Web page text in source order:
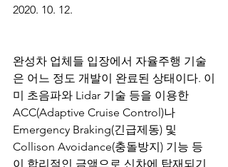
2020. 10. 12.
완성차 업체들 입장에서 자율주행 기술
은 어느 정도 개발이 완료된 상태이다. 이
미 초음파와 Lidar 기술 등을 이용한
ACC(Adaptive Cruise Control)나
Emergency Braking(긴급제동) 및
Collison Avoidance(충돌방지) 기능 등
이 합리적인 금액으로 신차에 탑재되기